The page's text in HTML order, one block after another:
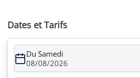
Dates et Tarifs
Du Samedi
08/08/2026